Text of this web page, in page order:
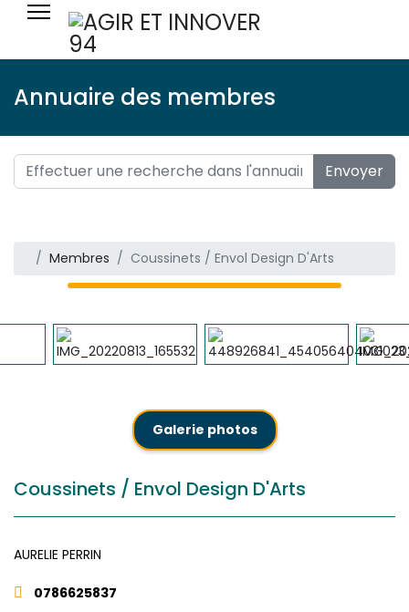
Annuaire des membres
Envoyer
Membres Coussinets / Envol Design D'Arts
Galerie photos
Coussinets / Envol Design D'Arts
AURELIE PERRIN
0786625837